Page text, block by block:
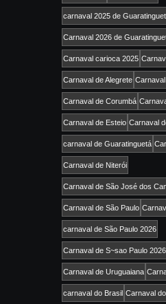
carnaval 2025 de
Carnaval 2026 de
Carnaval carioca 2025
Carnaval de Alegrete
Carnaval de Corumbá
Carnaval de Esteio Carnaval
carnaval de Guaratinguetá
Carnaval de Niterói
Carnaval de São José dos
Carnaval de São Paulo
carnaval de São Paulo 2026
Carnaval de S~sao Paulo 2026
Carnaval de Uruguaiana
carnaval do Brasil Carnaval